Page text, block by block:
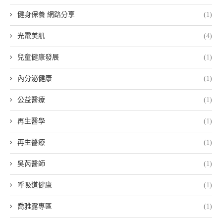
健身保養 網路分享 (1)
光電美肌 (4)
兒童健康發展 (1)
內分泌健康 (1)
公益醫療 (1)
再生醫學 (1)
再生醫療 (1)
吳芮醫師 (1)
呼吸道健康 (1)
喬雅露專區 (1)